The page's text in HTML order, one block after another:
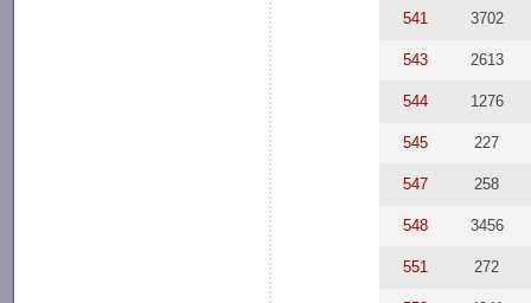
541 3702
543 2613
544 1276
545 227
547 258
548 3456
551 272